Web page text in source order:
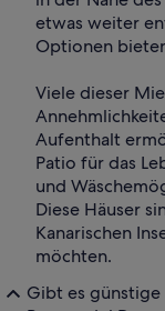
etwas weiter
Optionen
Viele dieser
Aufenthalt
Patio für das
und
Diese Häuser
Kanarischen
möchten.
Gibt es